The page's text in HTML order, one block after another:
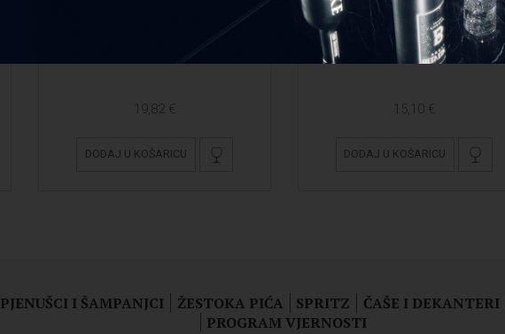
19,82 €
DODAJ U KOŠARICU
VISLANDER BUGAVA
15,10 €
DODAJ U KOŠARICU
PJENUŠCI I ŠAMPANJCI ŽESTOKA PIĆA SPRITZ ČAŠE I DEKANTERI
PROGRAM VJERNOSTI